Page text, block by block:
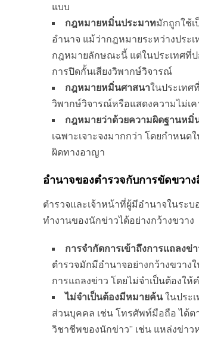
แบบ
กฎหมายหมิ่นประมาทมักถูกใช้เ
อำนาจ แม้ว่ากฎหมายระหว่างประ
กฎหมายลักษณะนี้ แต่ในประเทศที่
การปิดกั้นเสียงวิพากษ์วิจารณ์
กฎหมายหมิ่นศาสนาในประเทศ
วิพากษ์วิจารณ์หรือแสดงความไม่เ
กฎหมายว่าด้วยความผิดฐานห
เฉพาะเจาะจงมากกว่า โดยกำหน
ผิดทางอาญา
อำนาจของตำรวจกับการขัดขวา
ตำรวจและเจ้าหน้าที่ผู้มีอำนาจในระบ
ทำงานของนักข่าวได้อย่างกว้างขวาง
การจำกัดการเข้าถึงการแถลงข่
ตำรวจมักมีอำนาจอย่างกว้างขวาง
การแถลงข่าว โดยไม่จำเป็นต้องใ
ไม่จำเป็นต้องมีหมายค้นในประ
ส่วนบุคคล เช่น โทรศัพท์มือถือ ได้
วิชาชีพของนักข่าว” เช่น แหล่งข่า